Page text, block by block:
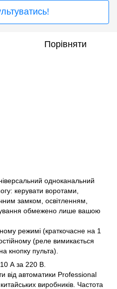
Порівняти
одноканальний
керувати воротами,
замком, освітленням,
обмежено лише вашою
режимі (краткочасне на 1
(реле вимикається
кнопку пульта).
А за 220 В.
від автоматики Professional
виробників. Частота